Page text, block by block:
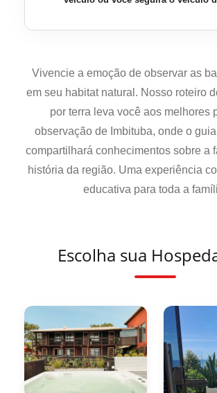
Vivencie a emoção de observar as
em seu habitat natural. Nosso roteiro
por terra leva você aos melhores
observação de Imbituba, onde o
compartilhará conhecimentos sobre a
história da região. Uma experiência
educativa para toda a
Escolha sua